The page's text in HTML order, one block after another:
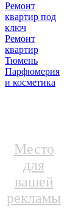
Ремонт
квартир под
ключ
Ремонт
квартир
Тюмень
Парфюмерия
и косметика
Место
для
вашей
рекламы